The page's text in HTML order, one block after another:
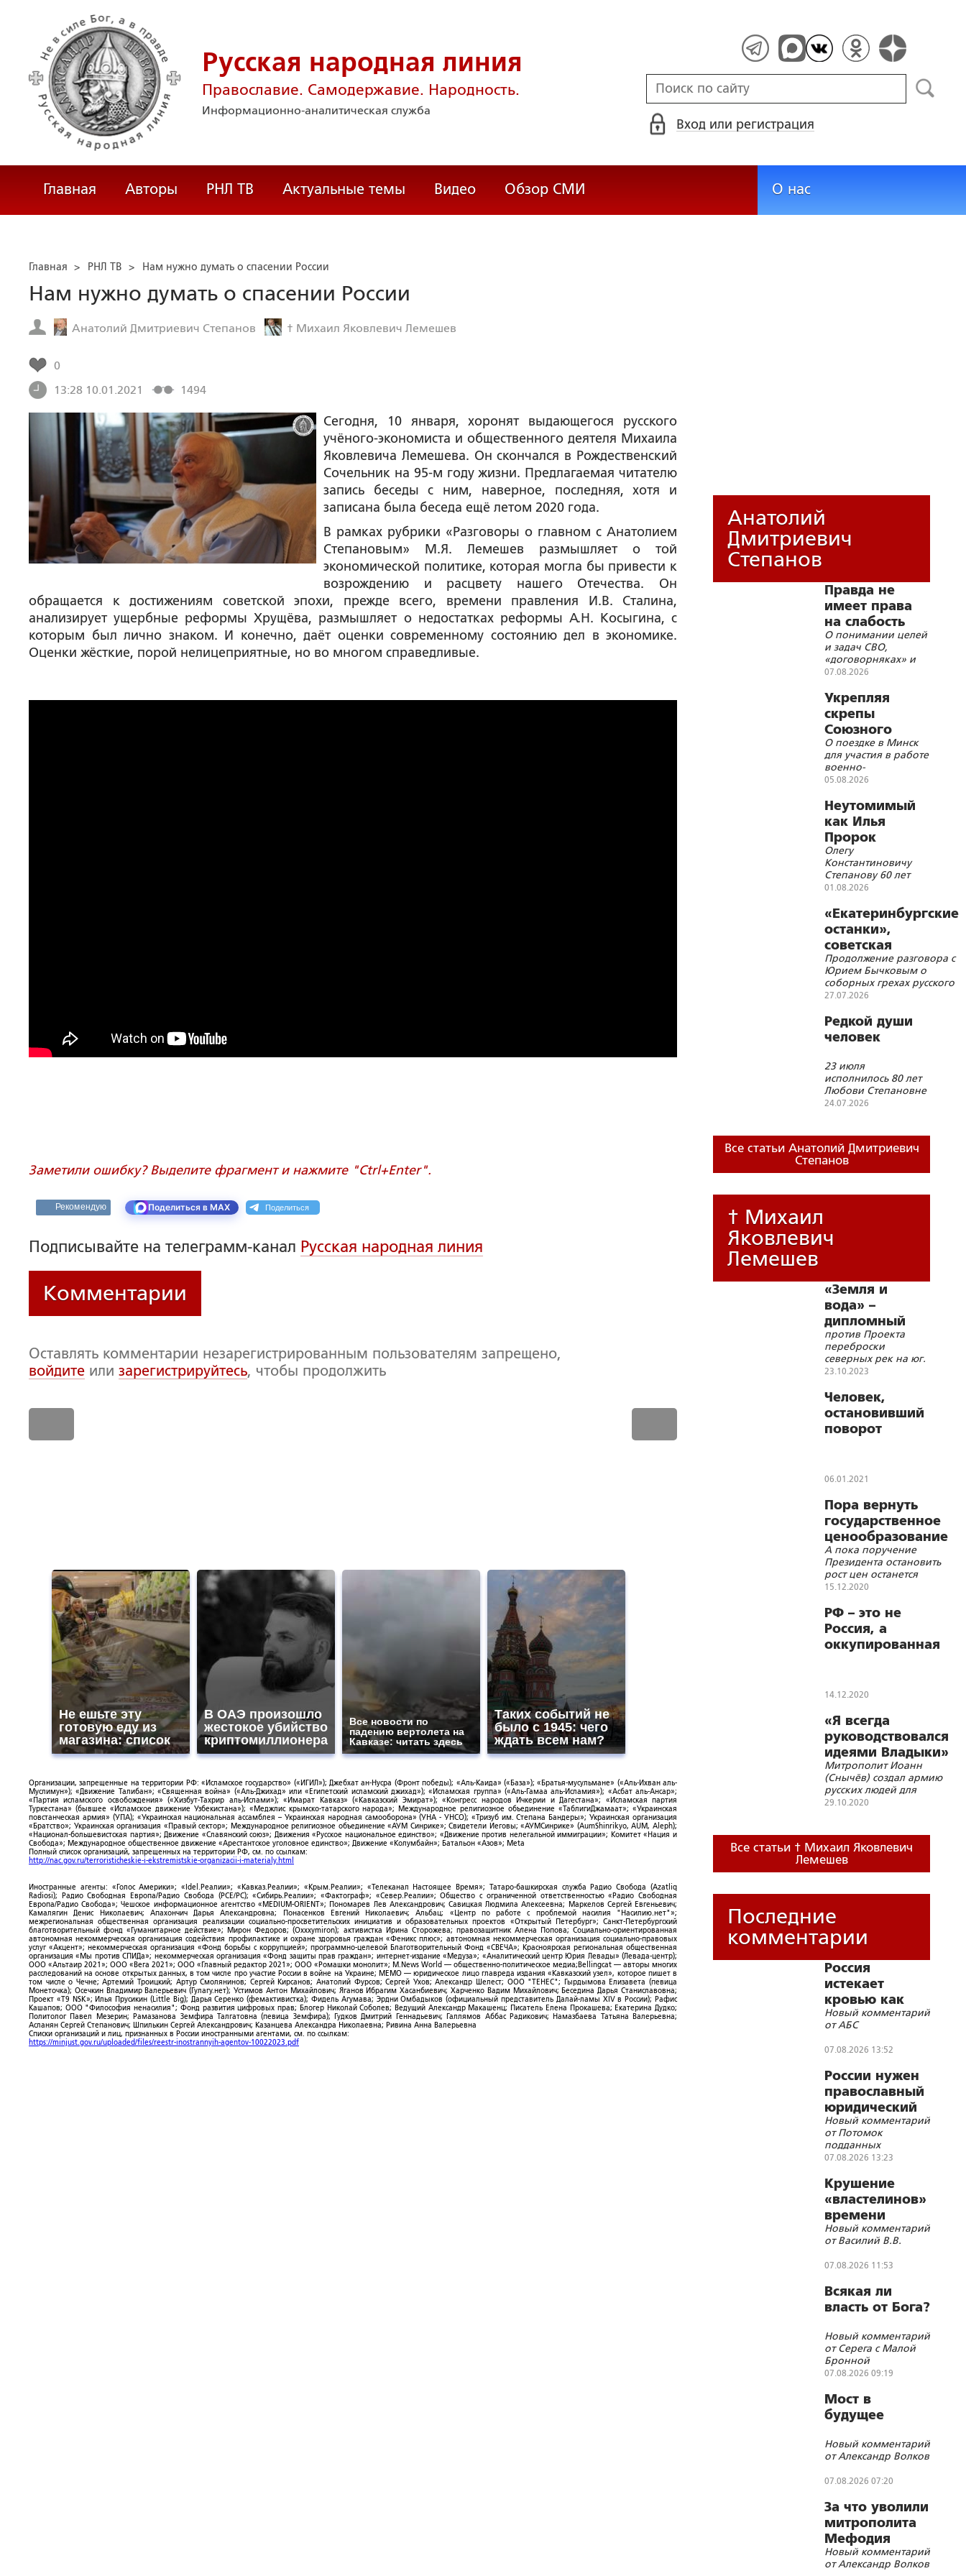
Русская народная линия
Православие. Самодержавие. Народность.
Информационно-аналитическая служба
Вход или регистрация
Главная Авторы РНЛ ТВ Актуальные темы Видео Обзор СМИ О нас
Главная > РНЛ ТВ > Нам нужно думать о спасении России
Нам нужно думать о спасении России
Анатолий Дмитриевич Степанов † Михаил Яковлевич Лемешев
0
13:28 10.01.2021
1494
Сегодня, 10 января, хоронят выдающегося русского
учёного-экономиста и общественного деятеля Михаила
Яковлевича Лемешева. Он скончался в Рождественский
Сочельник на 95-м году жизни. Предлагаемая читателю
запись беседы с ним, наверное, последняя, хотя и
записана была беседа ещё летом 2020 года.
В рамках рубрики «Разговоры о главном с Анатолием
Степановым» М.Я. Лемешев размышляет о той
экономической политике, которая могла бы привести к
возрождению и расцвету нашего Отечества. Он
обращается к достижениям советской эпохи, прежде всего, времени правления И.В. Сталина,
анализирует ущербные реформы Хрущёва, размышляет о недостатках реформы А.Н. Косыгина, с
которым был лично знаком. И конечно, даёт оценки современному состоянию дел в экономике.
Оценки жёсткие, порой нелицеприятные, но во многом справедливые.
Заметили ошибку? Выделите фрагмент и нажмите "Ctrl+Enter".
Рекомендую Поделиться в MAX Поделиться
Подписывайте на телеграмм-канал Русская народная линия
Комментарии
Оставлять комментарии незарегистрированным пользователям запрещено,
войдите или зарегистрируйтесь, чтобы продолжить
Не ешьте эту
готовую еду из
магазина: список
В ОАЭ произошло
жестокое убийство
криптомиллионера
Все новости по
падению вертолета на
Кавказе: читать здесь
Таких событий не
было с 1945: чего
ждать всем нам?
Организации, запрещенные на территории РФ: «Исламское государство» («ИГИЛ»); Джебхат ан-Нусра (Фронт победы); «Аль-Каида» («База»); «Братья-мусульмане» («Аль-Ихван аль-
Муслимун»); «Движение Талибан»; «Священная война» («Аль-Джихад» или «Египетский исламский джихад»); «Исламская группа» («Аль-Гамаа аль-Исламия»); «Асбат аль-Ансар»;
«Партия исламского освобождения» («Хизбут-Тахрир аль-Ислами»); «Имарат Кавказ» («Кавказский Эмират»); «Конгресс народов Ичкерии и Дагестана»; «Исламская партия
Туркестана» (бывшее «Исламское движение Узбекистана»); «Меджлис крымско-татарского народа»; Международное религиозное объединение «ТаблигиДжамаат»; «Украинская
повстанческая армия» (УПА); «Украинская национальная ассамблея – Украинская народная самооборона» (УНА - УНСО); «Тризуб им. Степана Бандеры»; Украинская организация
«Братство»; Украинская организация «Правый сектор»; Международное религиозное объединение «АУМ Синрике»; Свидетели Иеговы; «АУМСинрике» (AumShinrikyo, AUM, Aleph);
«Национал-большевистская партия»; Движение «Славянский союз»; Движения «Русское национальное единство»; «Движение против нелегальной иммиграции»; Комитет «Нация и
Свобода»; Международное общественное движение «Арестантское уголовное единство»; Движение «Колумбайн»; Батальон «Азов»; Meta
Полный список организаций, запрещенных на территории РФ, см. по ссылкам:
http://nac.gov.ru/terroristicheskie-i-ekstremistskie-organizacii-i-materialy.html
Иностранные агенты: «Голос Америки»; «Idel.Реалии»; «Кавказ.Реалии»; «Крым.Реалии»; «Телеканал Настоящее Время»; Татаро-башкирская служба Радио Свобода (Azatliq
Radiosi); Радио Свободная Европа/Радио Свобода (PCE/PC); «Сибирь.Реалии»; «Фактограф»; «Север.Реалии»; Общество с ограниченной ответственностью «Радио Свободная
Европа/Радио Свобода»; Чешское информационное агентство «MEDIUM-ORIENT»; Пономарев Лев Александрович; Савицкая Людмила Алексеевна; Маркелов Сергей Евгеньевич;
Камалягин Денис Николаевич; Апахончич Дарья Александровна; Понасенков Евгений Николаевич; Альбац; «Центр по работе с проблемой насилия "Насилию.нет"»;
межрегиональная общественная организация реализации социально-просветительских инициатив и образовательных проектов «Открытый Петербург»; Санкт-Петербургский
благотворительный фонд «Гуманитарное действие»; Мирон Федоров; (Oxxxymiron); активистка Ирина Сторожева; правозащитник Алена Попова; Социально-ориентированная
автономная некоммерческая организация содействия профилактике и охране здоровья граждан «Феникс плюс»; автономная некоммерческая организация социально-правовых
услуг «Акцент»; некоммерческая организация «Фонд борьбы с коррупцией»; программно-целевой Благотворительный Фонд «СВЕЧА»; Красноярская региональная общественная
организация «Мы против СПИДа»; некоммерческая организация «Фонд защиты прав граждан»; интернет-издание «Медуза»; «Аналитический центр Юрия Левады» (Левада-центр);
ООО «Альтаир 2021»; ООО «Вега 2021»; ООО «Главный редактор 2021»; ООО «Ромашки монолит»; M.News World — общественно-политическое медиа;Bellingcat — авторы многих
расследований на основе открытых данных, в том числе про участие России в войне на Украине; МЕМО — юридическое лицо главреда издания «Кавказский узел», которое пишет в
том числе о Чечне; Артемий Троицкий; Артур Смолянинов; Сергей Кирсанов; Анатолий Фурсов; Сергей Ухов; Александр Шелест; ООО "ТЕНЕС"; Гырдымова Елизавета (певица
Монеточка); Осечкин Владимир Валерьевич (Гулагу.нет); Устимов Антон Михайлович; Яганов Ибрагим Хасанбиевич; Харченко Вадим Михайлович; Беседина Дарья Станиславовна;
Проект «T9 NSK»; Илья Прусикин (Little Big); Дарья Серенко (фемактивистка); Фидель Агумава; Эрдни Омбадыков (официальный представитель Далай-ламы XIV в России); Рафис
Кашапов; ООО "Философия ненасилия"; Фонд развития цифровых прав; Блогер Николай Соболев; Ведущий Александр Макашенц; Писатель Елена Прокашева; Екатерина Дудко;
Политолог Павел Мезерин; Рамазанова Земфира Талгатовна (певица Земфира); Гудков Дмитрий Геннадьевич; Галлямов Аббас Радикович; Намазбаева Татьяна Валерьевна;
Асланян Сергей Степанович; Шпилькин Сергей Александрович; Казанцева Александра Николаевна; Ривина Анна Валерьевна
Списки организаций и лиц, признанных в России иностранными агентами, см. по ссылкам:
https://minjust.gov.ru/uploaded/files/reestr-inostrannyih-agentov-10022023.pdf
Анатолий
Дмитриевич
Степанов
Правда не
имеет права
на слабость
О понимании целей
и задач СВО,
«договорняках» и
будущем мире
07.08.2026
Укрепляя
скрепы
Союзного
государства
О поездке в Минск
для участия в работе
военно-
патриотического
05.08.2026
Неутомимый
как Илья
Пророк
Олегу
Константиновичу
Степанову 60 лет
01.08.2026
«Екатеринбургские
останки»,
советская
символика и
цифровизации
Продолжение разговора с
Юрием Бычковым о
соборных грехах русского
народа
27.07.2026
Редкой души
человек
23 июля
исполнилось 80 лет
Любови Степановне
Гармаш
24.07.2026
Все статьи Анатолий Дмитриевич
Степанов
† Михаил
Яковлевич
Лемешев
«Земля и
вода» –
дипломный
фильм
против Проекта
переброски
северных рек на юг.
ВГИК, 1986 год.
23.10.2023
Человек,
остановивший
поворот
профессором
Лемешевым
06.01.2021
Пора вернуть
государственное
ценообразование
А пока поручение
Президента остановить
рост цен останется
утешением для самого
Владимировича и
страждущего народа
15.12.2020
РФ – это не
Россия, а
оккупированная
14.12.2020
«Я всегда
руководствовался
идеями Владыки»
Митрополит Иоанн
(Снычёв) создал армию
русских людей для
спасения России
29.10.2020
Все статьи † Михаил Яковлевич
Лемешев
Последние
комментарии
Россия
истекает
кровью как
жертвенное
животное?
Новый комментарий
от АБС
07.08.2026 13:52
России нужен
православный
юридический
СОБР
Новый комментарий
от Потомок
подданных
Императора
07.08.2026 13:23
Крушение
«властелинов»
времени
Новый комментарий
от Василий В.В.
07.08.2026 11:53
Всякая ли
власть от Бога?
Новый комментарий
от Серега с Малой
Бронной
07.08.2026 09:19
Мост в
будущее
Новый комментарий
от Александр Волков
07.08.2026 07:20
За что уволили
митрополита
Мефодия
(Немцова)?
Новый комментарий
от Александр Волков